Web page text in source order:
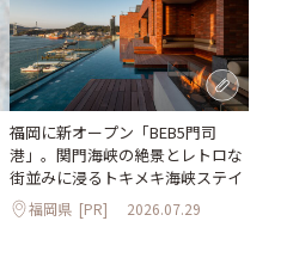
福岡に新オープン「BEB5門司
港」。関門海峡の絶景とレトロな
街並みに浸るトキメキ海峡ステイ
福岡県 [PR] 2026.07.29